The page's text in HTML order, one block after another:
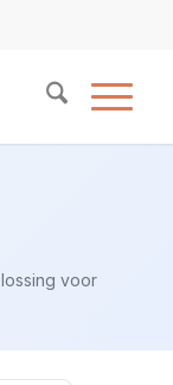
voor